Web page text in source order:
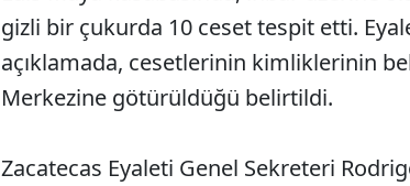
gizli bir çukurda 10 ceset tespit etti.
açıklamada, cesetlerinin kimliklerinin
Merkezine götürüldüğü belirtildi.
Zacatecas Eyaleti Genel Sekreteri